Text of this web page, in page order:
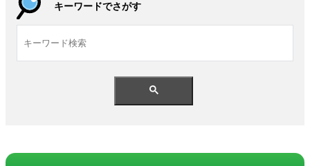
キーワードでさがす